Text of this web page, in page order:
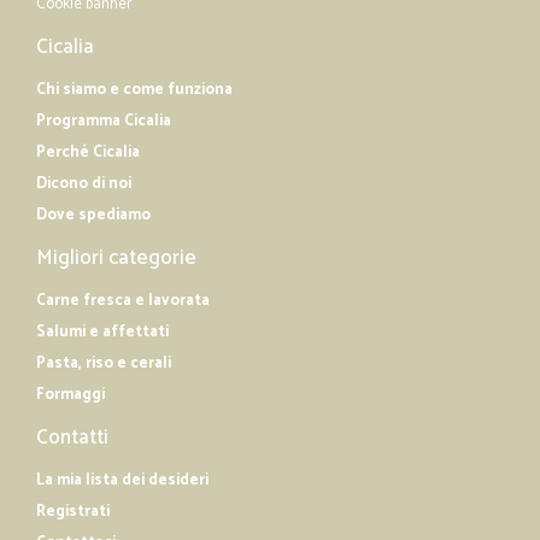
Cicalia
Chi siamo e come funziona
Programma Cicalia
Perché Cicalia
Dicono di noi
Dove spediamo
Migliori categorie
Carne fresca e lavorata
Salumi e affettati
Pasta, riso e cerali
Formaggi
Contatti
La mia lista dei desideri
Registrati